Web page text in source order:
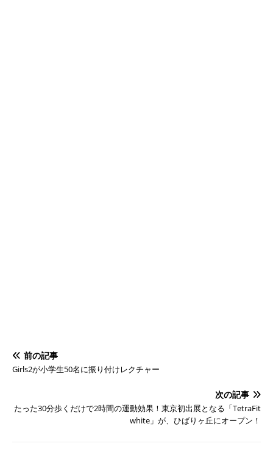
前の記事
Girls2が小学生50名に振り付けレクチャー
次の記事
たった30分歩くだけで2時間の運動効果！東京初出展となる「TetraFit
white」が、ひばりヶ丘にオープン！